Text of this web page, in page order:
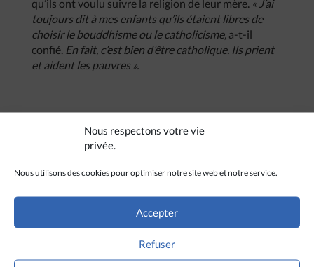
Nous respectons votre vie
privée.
Nous utilisons des cookies pour optimiser notre site web et notre service.
Accepter
Refuser
qu’ils ont voulu suivre la religion de leur mère. « J’ai
toujours dit à mes enfants qu’ils étaient libres de
choisir le bouddhisme ou le catholicisme, a-t-il
confié. En fait, c’est bien d’être catholique. Ils prient
et aident les pauvres ».